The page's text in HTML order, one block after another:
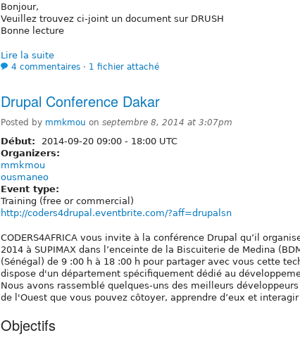
Bonjour,
Veuillez trouvez ci-joint un document sur DRUSH
Bonne lecture
Lire la suite
4 commentaires ⋅ 1 fichier attaché
Drupal Conference Dakar
Posted by mmkmou on septembre 8, 2014 at 3:07pm
Début: 2014-09-20 09:00 - 18:00 UTC
Organizers:
mmkmou
ousmaneo
Event type:
Training (free or commercial)
http://coders4drupal.eventbrite.com/?aff=drupalsn
CODERS4AFRICA vous invite à la conférence Drupal qu’il
2014 à SUPIMAX dans l’enceinte de la Biscuiterie de Medina
(Sénégal) de 9 :00 h à 18 :00 h pour partager avec vous cette
dispose d'un département spécifiquement dédié au
Nous avons rassemblé quelques-uns des meilleurs
de l'Ouest que vous pouvez côtoyer, apprendre d’eux et
Objectifs